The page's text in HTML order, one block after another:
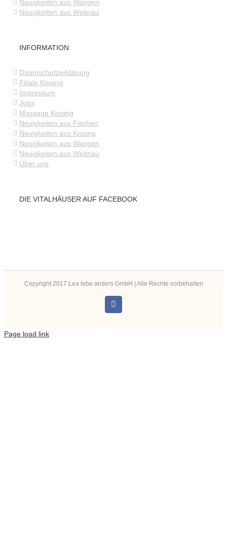
Neuigkeiten aus Wangen
Neuigkeiten aus Weitnau
INFORMATION
Datenschutzerklärung
Filiale Kissing
Impressum
Jobs
Massage Kissing
Neuigkeiten aus Fischen
Neuigkeiten aus Kissing
Neuigkeiten aus Wangen
Neuigkeiten aus Weitnau
Über uns
DIE VITALHÄUSER AUF FACEBOOK
Copyright 2017 Lea lebe anders GmbH | Alle Rechte vorbehalten
Instagram
Page load link